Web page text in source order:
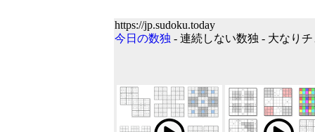
https://jp.sudoku.today
今日の数独 - 連続しない数独 - 大なり